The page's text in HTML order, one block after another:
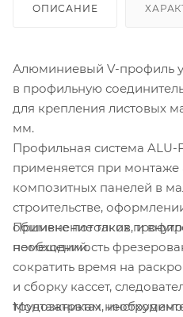
ОПИСАНИЕ
Алюминиевый V-профиль
в профильную
для крепления листовых
мм.
Профильная система ALU-
применяется при
композитных панелей в
строительстве,
обшивке потолков, и
помещений.
Применение таких
необходимость
сократить время на
и сборку кассет,
трудозатратах,
Монтажникам необходимо